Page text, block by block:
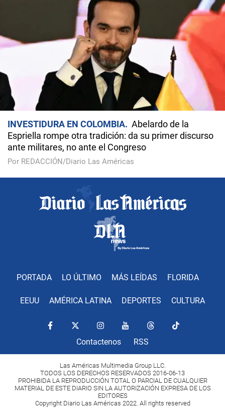
INVESTIDURA EN COLOMBIA
Abelardo de la
Espriella rompe otra tradición: da su primer discurso
ante militares, no ante el Congreso
Por REDACCIÓN/Diario Las Américas
PORTADA LO ÚLTIMO MÁS LEÍDAS FLORIDA
EEUU AMÉRICA LATINA DEPORTES CULTURA
Contactenos RSS
Las Américas Multimedia Group LLC.
TODOS LOS DERECHOS RESERVADOS 2016-06-13
PROHIBIDA LA REPRODUCCIÓN TOTAL O PARCIAL DE CUALQUIER
MATERIAL DE ESTE DIARIO SIN LA AUTORIZACIÓN EXPRESA DE LOS
EDITORES
Copyright Diario Las Américas 2022. All rights reserved